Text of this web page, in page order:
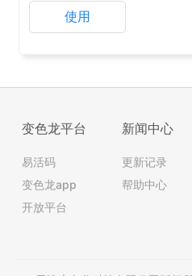
使用
变色龙平台
易活码
变色龙app
开放平台
新闻中心
更新记录
帮助中心